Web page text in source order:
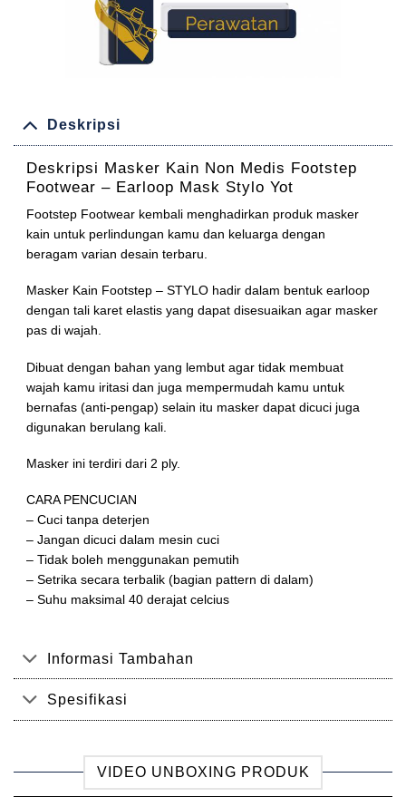
Deskripsi
Deskripsi Masker Kain Non Medis Footstep
Footwear – Earloop Mask Stylo Yot
Footstep Footwear kembali menghadirkan produk masker
kain untuk perlindungan kamu dan keluarga dengan
beragam varian desain terbaru.
Masker Kain Footstep – STYLO hadir dalam bentuk earloop
dengan tali karet elastis yang dapat disesuaikan agar masker
pas di wajah.
Dibuat dengan bahan yang lembut agar tidak membuat
wajah kamu iritasi dan juga mempermudah kamu untuk
bernafas (anti-pengap) selain itu masker dapat dicuci juga
digunakan berulang kali.
Masker ini terdiri dari 2 ply.
CARA PENCUCIAN
– Cuci tanpa deterjen
– Jangan dicuci dalam mesin cuci
– Tidak boleh menggunakan pemutih
– Setrika secara terbalik (bagian pattern di dalam)
– Suhu maksimal 40 derajat celcius
Informasi Tambahan
Spesifikasi
VIDEO UNBOXING PRODUK